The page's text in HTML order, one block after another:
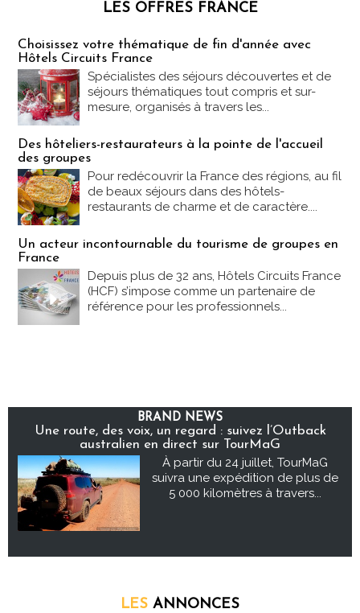
LES OFFRES FRANCE
Choisissez votre thématique de fin d'année avec
Hôtels Circuits France
Spécialistes des séjours découvertes et de
séjours thématiques tout compris et sur-
mesure, organisés à travers les...
Des hôteliers-restaurateurs à la pointe de l'accueil
des groupes
Pour redécouvrir la France des régions, au fil
de beaux séjours dans des hôtels-
restaurants de charme et de caractère....
Un acteur incontournable du tourisme de groupes en
France
Depuis plus de 32 ans, Hôtels Circuits France
(HCF) s’impose comme un partenaire de
référence pour les professionnels...
BRAND NEWS
Une route, des voix, un regard : suivez l’Outback
australien en direct sur TourMaG
À partir du 24 juillet, TourMaG
suivra une expédition de plus de
5 000 kilomètres à travers...
LES ANNONCES